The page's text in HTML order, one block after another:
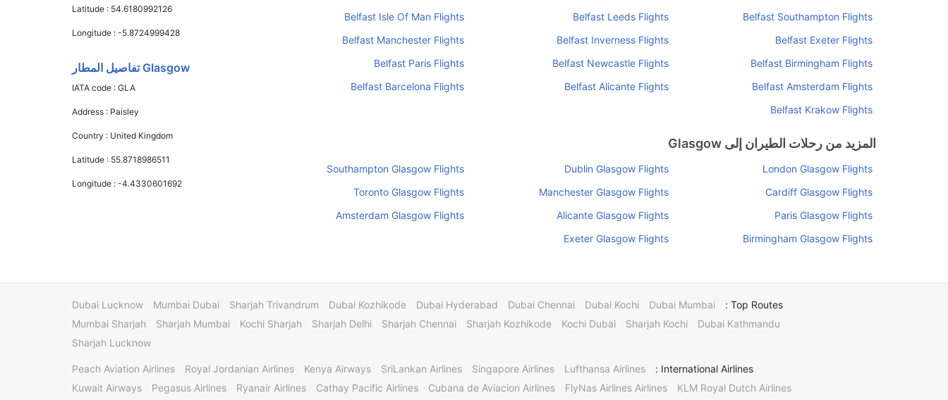
Belfast Southampton Flights
Belfast Leeds Flights
Belfast Isle Of Man Flights
Belfast Exeter Flights
Belfast Inverness Flights
Belfast Manchester Flights
Belfast Birmingham Flights
Belfast Newcastle Flights
Belfast Paris Flights
Belfast Amsterdam Flights
Belfast Alicante Flights
Belfast Barcelona Flights
Belfast Krakow Flights
المزيد من رحلات الطيران إلى Glasgow
London Glasgow Flights
Dublin Glasgow Flights
Southampton Glasgow Flights
Cardiff Glasgow Flights
Manchester Glasgow Flights
Toronto Glasgow Flights
Paris Glasgow Flights
Alicante Glasgow Flights
Amsterdam Glasgow Flights
Birmingham Glasgow Flights
Exeter Glasgow Flights
Latitude : 54.6180992126
Longitude :-5.8724999428
Glasgow تفاصيل المطار
IATA code :GLA
Address : Paisley
Country : United Kingdom
Latitude : 55.8718986511
Longitude :-4.4330601692
Top Routes :
Dubai Mumbai
Dubai Kochi
Dubai Chennai
Dubai Hyderabad
Dubai Kozhikode
Sharjah Trivandrum
Mumbai Dubai
Dubai Lucknow
Dubai Kathmandu
Sharjah Kochi
Kochi Dubai
Sharjah Kozhikode
Sharjah Chennai
Sharjah Delhi
Kochi Sharjah
Sharjah Mumbai
Mumbai Sharjah
Sharjah Lucknow
International Airlines :
Lufthansa Airlines
Singapore Airlines
SriLankan Airlines
Kenya Airways
Royal Jordanian Airlines
Peach Aviation Airlines
KLM Royal Dutch Airlines
FlyNas Airlines Airlines
Cubana de Aviacion Airlines
Cathay Pacific Airlines
Ryanair Airlines
Pegasus Airlines
Kuwait Airways